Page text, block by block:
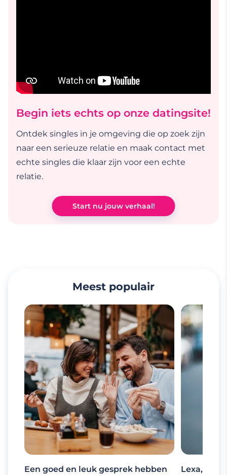
Begin iets echts op onze datingsite!
Ontdek singles in je omgeving die op zoek zijn
naar een serieuze relatie en maak contact met
echte singles die klaar zijn voor een echte
relatie.
Start nu jouw verhaal!
Meest populair
Een goed en leuk gesprek hebben
Lexa, de